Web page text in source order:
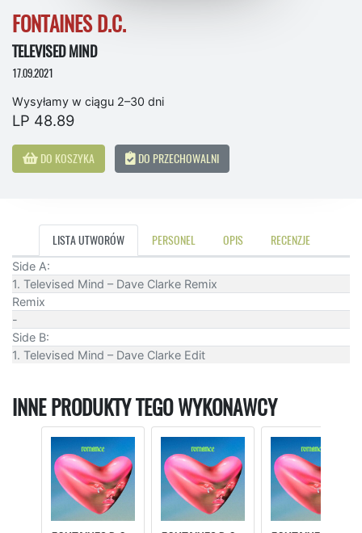
FONTAINES D.C.
TELEVISED MIND
17.09.2021
Wysyłamy w ciągu 2–30 dni
LP 48.89
DO KOSZYKA DO PRZECHOWALNI
LISTA UTWORÓW PERSONEL OPIS RECENZJE
Side A:
1. Televised Mind – Dave Clarke Remix
Remix
-
Side B:
1. Televised Mind – Dave Clarke Edit
INNE PRODUKTY TEGO WYKONAWCY